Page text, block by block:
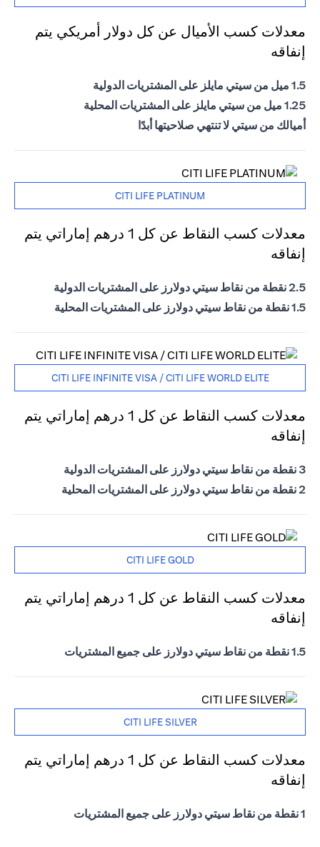
معدلات كسب الأميال عن كل دولار أمريكي يتم
إنفاقه
1.5 ميل من سيتي مايلز على المشتريات الدولية
1.25 ميل من سيتي مايلز على المشتريات المحلية
أميالك من سيتي لا تنتهي صلاحيتها أبدًا
CITI LIFE PLATINUM
معدلات كسب النقاط عن كل 1 درهم إماراتي يتم
إنفاقه
2.5 نقطة من نقاط سيتي دولارز على المشتريات الدولية
1.5 نقطة من نقاط سيتي دولارز على المشتريات المحلية
CITI LIFE INFINITE VISA / CITI LIFE WORLD ELITE
معدلات كسب النقاط عن كل 1 درهم إماراتي يتم
إنفاقه
3 نقطة من نقاط سيتي دولارز على المشتريات الدولية
2 نقطة من نقاط سيتي دولارز على المشتريات المحلية
CITI LIFE GOLD
معدلات كسب النقاط عن كل 1 درهم إماراتي يتم
إنفاقه
1.5 نقطة من نقاط سيتي دولارز على جميع المشتريات
CITI LIFE SILVER
معدلات كسب النقاط عن كل 1 درهم إماراتي يتم
إنفاقه
1 نقطة من نقاط سيتي دولارز على جميع المشتريات